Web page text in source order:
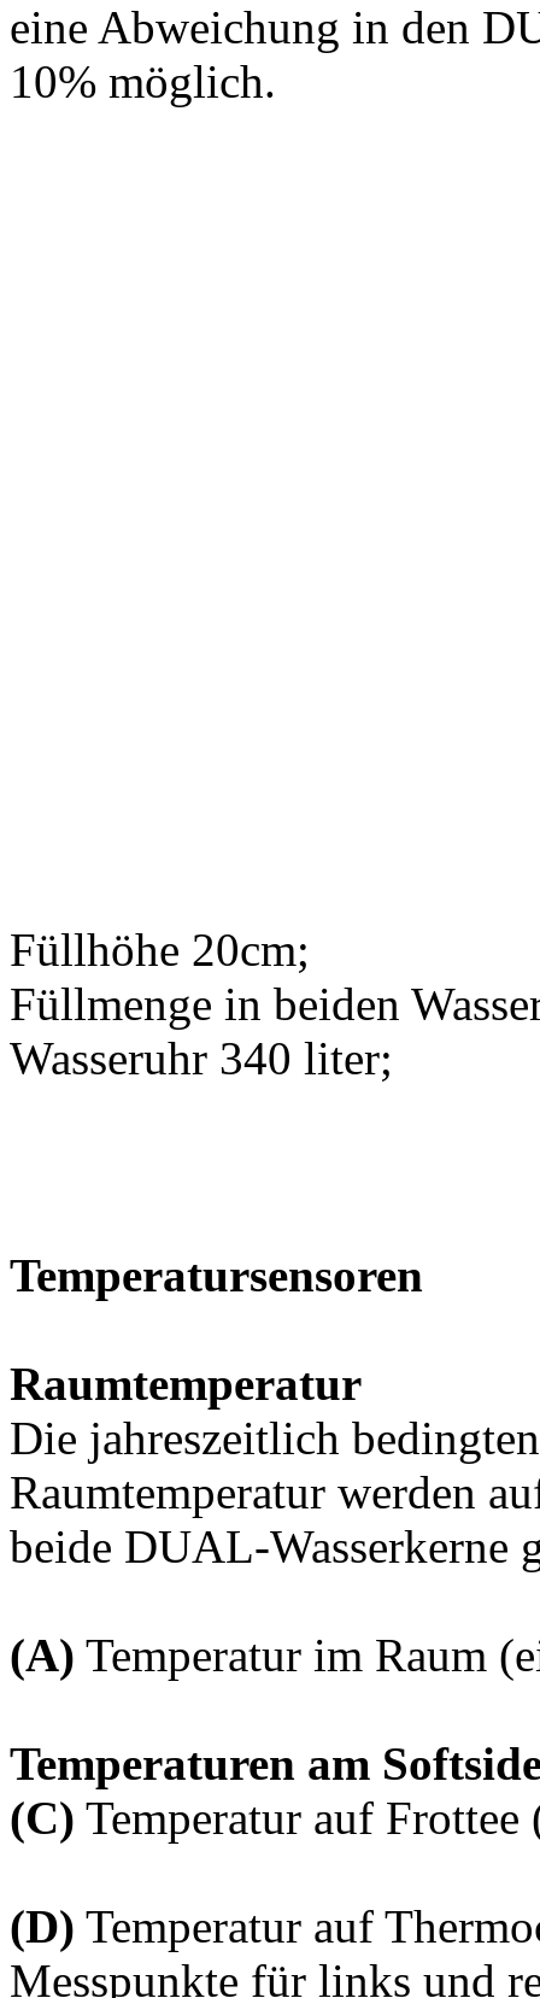
eine Abweichung in den
10% möglich.
Füllhöhe 20cm;
Füllmenge in beiden
Wasseruhr 340 liter;
Temperatursensoren
Raumtemperatur
Die jahreszeitlich
Raumtemperatur werden
beide DUAL-Wasserkerne
(A) Temperatur im Raum
Temperaturen am
(C) Temperatur auf
(D) Temperatur auf
Messpunkte für links und